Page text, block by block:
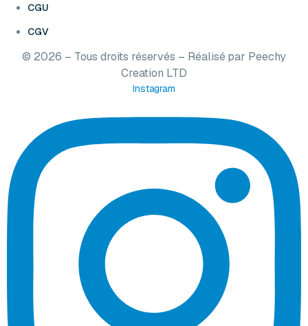
CGU
CGV
© 2026 – Tous droits réservés – Réalisé par Peechy
Creation LTD
Instagram